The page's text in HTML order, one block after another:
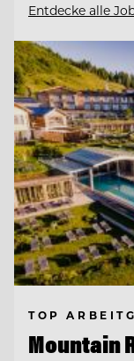
Entdecke alle
TOP
Mountain